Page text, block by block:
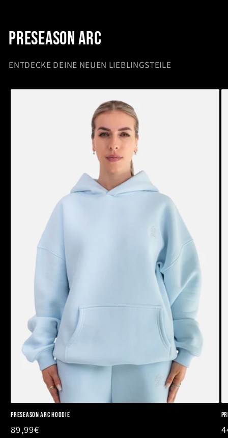
Preseason arc
ENTDECKE DEINE NEUEN LIEBLINGSTEILE
PRESEASON ARC HOODIE
Normaler
89,99€